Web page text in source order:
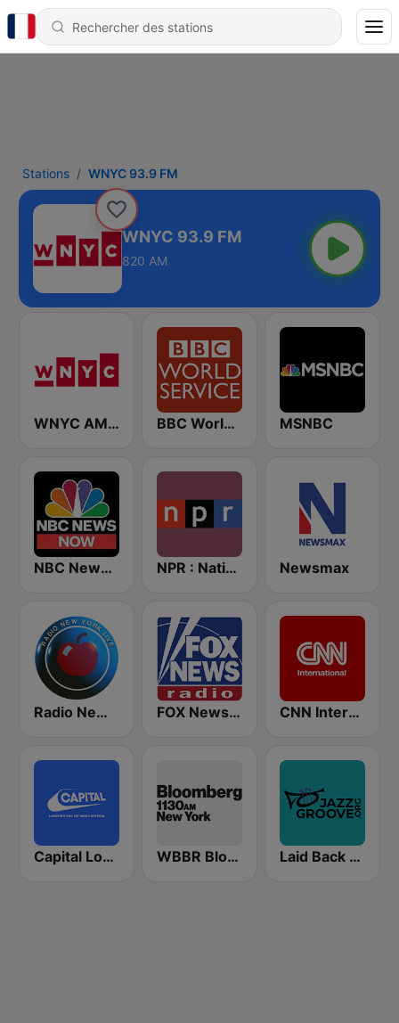
Stations WNYC 93.9 FM
WNYC 93.9 FM
820 AM
WNYC AM 820 BBC World Service MSNBC
NBC News Now NPR : National Public Radio Newsmax
Radio New York Live FOX News Radio CNN International
Capital London WBBR Bloomberg 1130 Laid Back Jazz